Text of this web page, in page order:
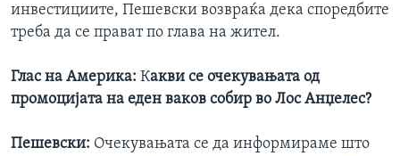
инвестициите, Пешевски возвраќа дека споредбите
треба да се прават по глава на жител.
Глас на Америка: Какви се очекувањата од
промоцијата на еден ваков собир во Лос Анџелес?
Пешевски: Очекувањата се да информираме што